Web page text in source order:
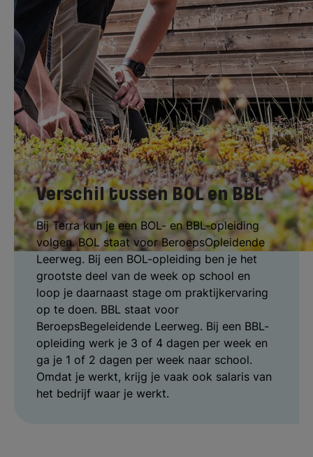
water. Jij weet straks veel over ecologie,
planten en landmeten. Daarnaast leer je hoe
je zelf ontwerptekeningen maakt, waardoor
je tuinen, parken en landschappen kunt
ontwerpen.
Verschil tussen BOL en BBL
Bij Terra kun je een BOL- en BBL-opleiding
volgen. BOL staat voor BeroepsOpleidende
Leerweg. Bij een BOL-opleiding ben je het
grootste deel van de week op school en
loop je daarnaast stage om praktijkervaring
op te doen. BBL staat voor
BeroepsBegeleidende Leerweg. Bij een BBL-
opleiding werk je 3 of 4 dagen per week en
ga je 1 of 2 dagen per week naar school.
Omdat je werkt, krijg je vaak ook salaris van
het bedrijf waar je werkt.